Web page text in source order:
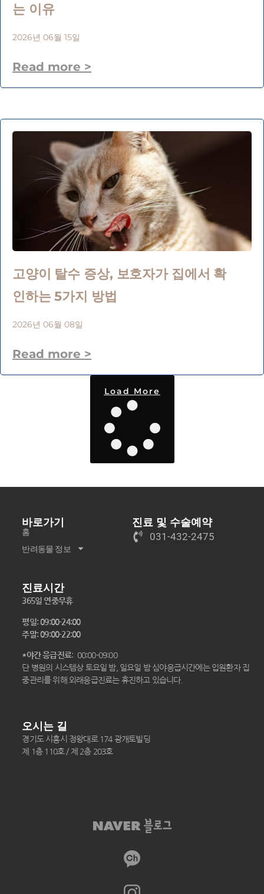
는 이유
2026년 06월 15일
Read more >
고양이 탈수 증상, 보호자가 집에서 확
인하는 5가지 방법
2026년 06월 08일
Read more >
Load More
바로가기
홈
반려동물 정보
진료 및 수술예약
031-432-2475
진료시간
365일 연중무휴
평일: 09:00-24:00
주말: 09:00-22:00
*야간 응급진료: 00:00-09:00
단 병원의 시스템상 토요일 밤, 일요일 밤 심야응급시간에는 입원환자 집
중관리를 위해 외래응급진료는 휴진하고 있습니다.
오시는 길
경기도 시흥시 정왕대로 174 광개토빌딩
제 1층 110호 / 제 2층 203호